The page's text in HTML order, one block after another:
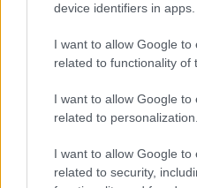
device identifiers in apps.
I want to allow Google to
related to functionality of
I want to allow Google to
related to personalization.
I want to allow Google to
related to security,
emozioni e canti
Marco Tessari · 3 Ago 2026
NEWS